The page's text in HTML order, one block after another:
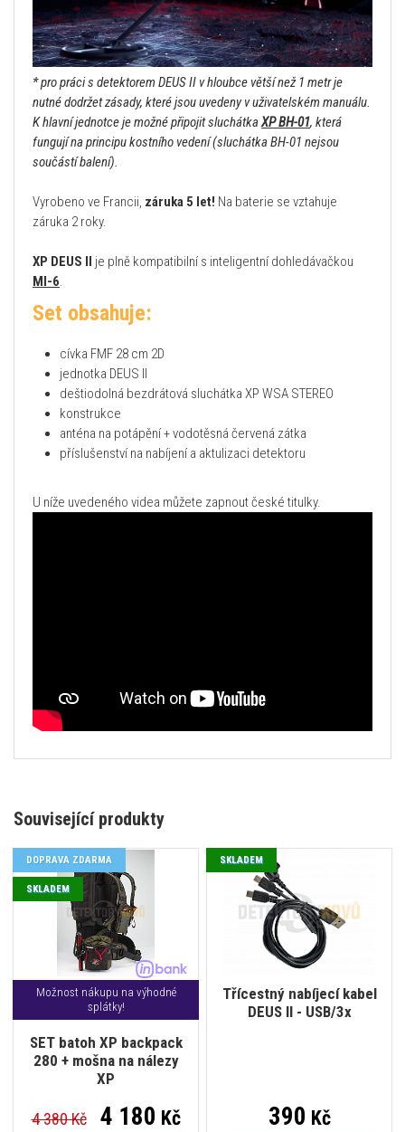
* pro práci s detektorem DEUS II v hloubce větší než 1 metr je
nutné dodržet zásady, které jsou uvedeny v uživatelském manuálu.
K hlavní jednotce je možné připojit sluchátkaXP BH-01, která
fungují na principu kostního vedení (sluchátka BH-01 nejsou
součástí balení).
Vyrobeno ve Francii, záruka 5 let! Na baterie se vztahuje
záruka 2 roky.
XP DEUS II je plně kompatibilní s inteligentní dohledávačkou
MI-6.
Set obsahuje:
cívka FMF 28 cm 2D
jednotka DEUS II
deštiodolná bezdrátová sluchátka XP WSA STEREO
konstrukce
anténa na potápění + vodotěsná červená zátka
příslušenství na nabíjení a aktulizaci detektoru
U níže uvedeného videa můžete zapnout české titulky.
Související produkty
Možnost nákupu na výhodné
splátky!
SET batoh XP backpack
280 + mošna na nálezy
XP
DOPRAVA ZDARMA
SKLADEM
4 380 Kč 4 180 Kč
Třícestný nabíjecí kabel
DEUS II - USB/3x
SKLADEM
390 Kč